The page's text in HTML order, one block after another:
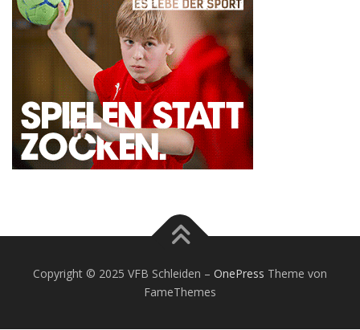
Copyright © 2025 VFB Schleiden – OnePress Theme von
FameThemes